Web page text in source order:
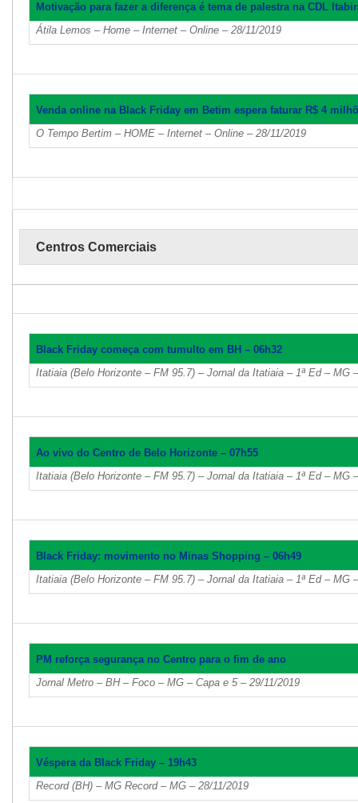
Motivação para fazer a diferença é tema de palestra na CDL
Átila Lemos – Home – Internet – Online – 28/11/2019
Venda online na Black Friday em Betim espera faturar R$ 4
O Tempo Bertim – HOME – Internet – Online – 28/11/2019
Centros Comerciais
Black Friday começa com tumulto em BH – 06h32
Itatiaia (Belo Horizonte – FM 95.7) – Jornal da Itatiaia – 1ª Ed – MG
Ao vivo do Centro de Belo Horizonte – 07h55
Itatiaia (Belo Horizonte – FM 95.7) – Jornal da Itatiaia – 1ª Ed – MG
Black Friday: movimento no Minas Shopping – 06h49
Itatiaia (Belo Horizonte – FM 95.7) – Jornal da Itatiaia – 1ª Ed – MG
PM reforça segurança no Centro para o fim de ano
Jornal Metro – BH – Foco – MG – Capa e 5 – 29/11/2019
Véspera da Black Friday – 19h43
Record (BH) – MG Record – MG – 28/11/2019